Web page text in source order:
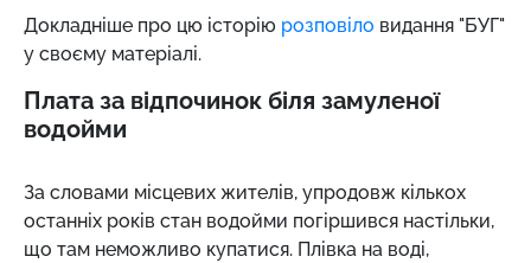
Докладніше про цю історію розповіло видання "БУГ"
у своєму матеріалі.
Плата за відпочинок біля замуленої
водойми
За словами місцевих жителів, упродовж кількох
останніх років стан водойми погіршився настільки,
що там неможливо купатися. Плівка на воді,